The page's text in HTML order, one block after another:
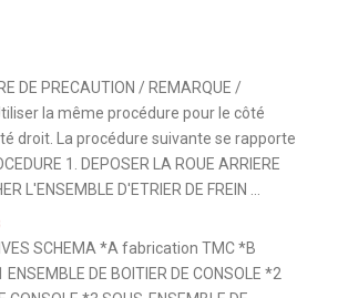
DE PRECAUTION / REMARQUE /
la même procédure pour le côté
droit. La procédure suivante se rapporte
1. DEPOSER LA ROUE ARRIERE
L'ENSEMBLE D'ETRIER DE FREIN ...
SCHEMA *A fabrication TMC *B
DE BOITIER DE CONSOLE *2